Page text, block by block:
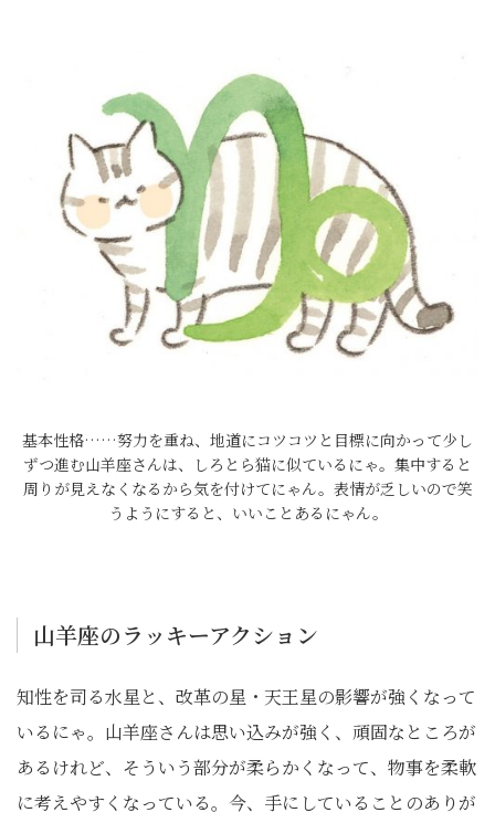
基本性格……努力を重ね、地道にコツコツと目標に向かって少し
ずつ進む山羊座さんは、しろとら猫に似ているにゃ。集中すると
周りが見えなくなるから気を付けてにゃん。表情が乏しいので笑
うようにすると、いいことあるにゃん。
山羊座のラッキーアクション
知性を司る水星と、改革の星・天王星の影響が強くなって
いるにゃ。山羊座さんは思い込みが強く、頑固なところが
あるけれど、そういう部分が柔らかくなって、物事を柔軟
に考えやすくなっている。今、手にしていることのありが